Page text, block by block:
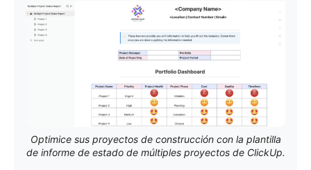
Optimice sus proyectos de construcción con la plantilla
de informe de estado de múltiples proyectos de ClickUp.